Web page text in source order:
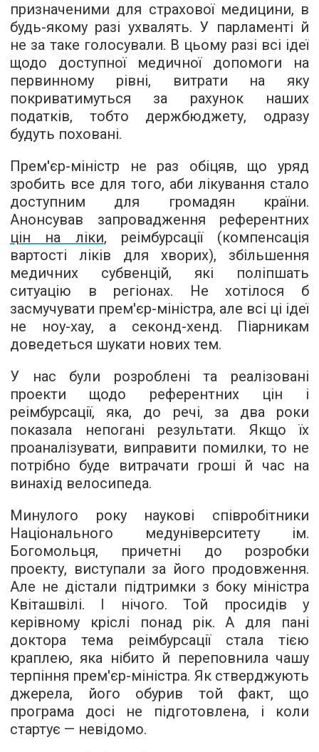
призначеними для страхової медицини, в
будь-якому разі ухвалять. У парламенті й
не за таке голосували. В цьому разі всі ідеї
щодо доступної медичної допомоги на
первинному рівні, витрати на яку
покриватимуться за рахунок наших
податків, тобто держбюджету, одразу
будуть поховані.
Прем'єр-міністр не раз обіцяв, що уряд
зробить все для того, аби лікування стало
доступним для громадян країни.
Анонсував запровадження референтних
цін на ліки, реімбурсації (компенсація
вартості ліків для хворих), збільшення
медичних субвенцій, які поліпшать
ситуацію в регіонах. Не хотілося б
засмучувати прем'єр-міністра, але всі ці ідеї
не ноу-хау, а секонд-хенд. Піарникам
доведеться шукати нових тем.
У нас були розроблені та реалізовані
проекти щодо референтних цін і
реімбурсації, яка, до речі, за два роки
показала непогані результати. Якщо їх
проаналізувати, виправити помилки, то не
потрібно буде витрачати гроші й час на
винахід велосипеда.
Минулого року наукові співробітники
Національного медуніверситету ім.
Богомольця, причетні до розробки
проекту, виступали за його продовження.
Але не дістали підтримки з боку міністра
Квіташвілі. І нічого. Той просидів у
керівному кріслі понад рік. А для пані
доктора тема реімбурсації стала тією
краплею, яка нібито й переповнила чашу
терпіння прем'єр-міністра. Як стверджують
джерела, його обурив той факт, що
програма досі не підготовлена, і коли
стартує — невідомо.